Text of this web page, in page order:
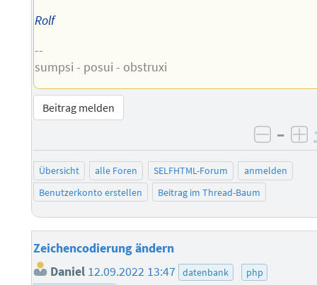
Rolf
--
sumpsi - posui - obstruxi
Beitrag melden
–
Übersicht alle Foren SELFHTML-Forum
anmelden
Benutzerkonto erstellen
Beitrag im Thread-Baum
Zeichencodierung ändern
Daniel 12.09.2022 13:47 datenbank
php